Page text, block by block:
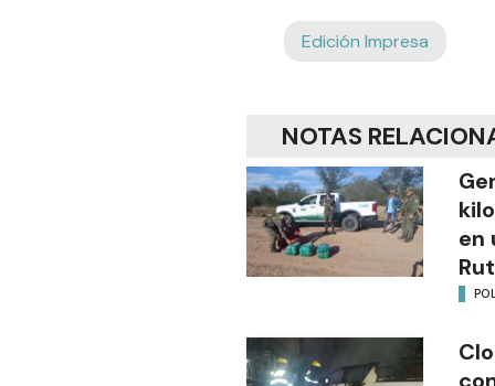
Edición Impresa
NOTAS
en